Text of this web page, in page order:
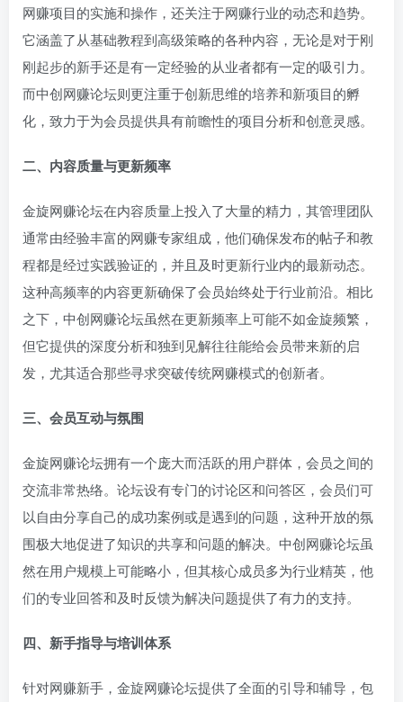
网赚项目的实施和操作，还关注于网赚行业的动态和趋势。
它涵盖了从基础教程到高级策略的各种内容，无论是对于刚
刚起步的新手还是有一定经验的从业者都有一定的吸引力。
而中创网赚论坛则更注重于创新思维的培养和新项目的孵
化，致力于为会员提供具有前瞻性的项目分析和创意灵感。
二、内容质量与更新频率
金旋网赚论坛在内容质量上投入了大量的精力，其管理团队
通常由经验丰富的网赚专家组成，他们确保发布的帖子和教
程都是经过实践验证的，并且及时更新行业内的最新动态。
这种高频率的内容更新确保了会员始终处于行业前沿。相比
之下，中创网赚论坛虽然在更新频率上可能不如金旋频繁，
但它提供的深度分析和独到见解往往能给会员带来新的启
发，尤其适合那些寻求突破传统网赚模式的创新者。
三、会员互动与氛围
金旋网赚论坛拥有一个庞大而活跃的用户群体，会员之间的
交流非常热络。论坛设有专门的讨论区和问答区，会员们可
以自由分享自己的成功案例或是遇到的问题，这种开放的氛
围极大地促进了知识的共享和问题的解决。中创网赚论坛虽
然在用户规模上可能略小，但其核心成员多为行业精英，他
们的专业回答和及时反馈为解决问题提供了有力的支持。
四、新手指导与培训体系
针对网赚新手，金旋网赚论坛提供了全面的引导和辅导，包